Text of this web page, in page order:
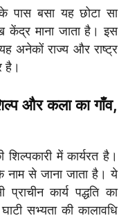
पास बसा यह छोटा सा
केंद्र माना जाता है। इस
अनेकों राज्य और राष्ट्र
है।
और कला का गाँव,
शिल्पकारी में कार्यरत है।
नाम से जाना जाता है। ये
कार्य पद्धति का
सभ्यता की कालावधि